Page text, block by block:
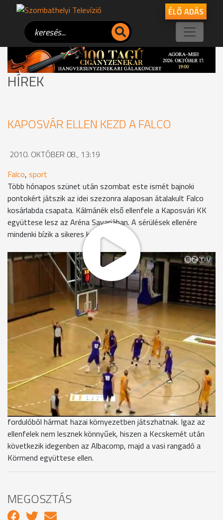
ÉLŐ ADÁS
HÍREK
KAPOSVÁR ELLEN KEZD A FALCO
2010. OKTÓBER 08., 13:19
Falco, sport
Több hónapos szünet után szombat este ismét bajnoki
pontokért játszik az idei szezonra alaposan átalakult Falco
kosárlabda csapata. Kálmánék első ellenfele a Kaposvári KK
együttese lesz az Aréna Savariában. A sérülések ellenére
mindenki bízik a sikeres kezdésben.
Hosszú felkészülésen van túl a Falco kosárlabda csapata, a
kemény alapozást edzőmérkőzések sorozata követte. A 11
mérkőzésből 8-at megnyertek a sárga-feketék, miközben a
legfontosabb feladat az volt Nikola Lazic vezetőedző
számára, hogy beépítse az újonnan érkezett játékosokat. Az
utolsó héten többen hiányoztak az edzésekről apróbb sérülés
és betegségek miatt, de a holnapi rajtra szinte mindekire
számíthat a tréner.
A szombathelyi kapitány úgy érzi, hogy még formálódik a
csapat és jó néhány fordulónak el kell telnie ahhoz, hogy
megmutathassák, mire is képesek valójában. A sárga-feketék
számára kedvezően alakult a sorsolás, hiszen az első négy
fordulóból hármat hazai környezetben játszhatnak. Igaz az
ellenfelek nem lesznek könnyűek, hiszen a Kecskemét után
következik idegenben az Albacomp, majd a vasi rangadó a
Körmend együttese ellen.
MEGOSZTÁS